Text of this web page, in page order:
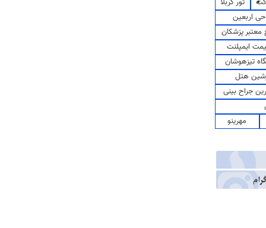
اربعین
پزشکان
ایمپلنت
تیزهوشان
هتل
جراح بینی
مهرینو